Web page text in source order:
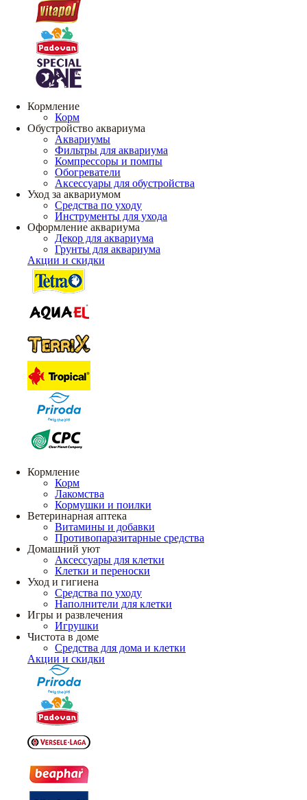
Кормление
Корм
Обустройство аквариума
Аквариумы
Фильтры для аквариума
Компрессоры и помпы
Обогреватели
Аксессуары для обустройства
Уход за аквариумом
Средства по уходу
Инструменты для ухода
Оформление аквариума
Декор для аквариума
Грунты для аквариума
Акции и скидки
Кормление
Корм
Лакомства
Кормушки и поилки
Ветеринарная аптека
Витамины и добавки
Противопаразитарные средства
Домашний уют
Аксессуары для клетки
Клетки и переноски
Уход и гигиена
Средства по уходу
Наполнители для клетки
Игры и развлечения
Игрушки
Чистота в доме
Средства для дома и клетки
Акции и скидки